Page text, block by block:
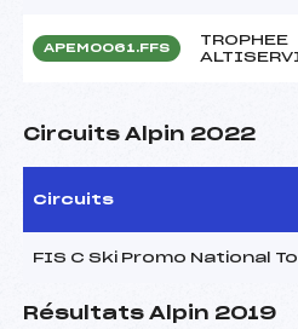
APEM0061.FFS
TROPHEE
Circuits Alpin 2022
Circuits
FIS C Ski Promo National
Résultats Alpin 2019